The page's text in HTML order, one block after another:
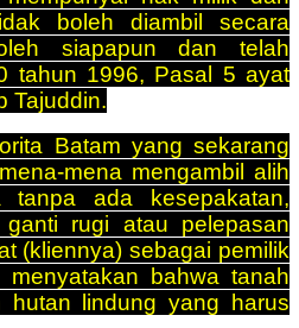
boleh diambil secara
siapapun dan telah
tahun 1996, Pasal 5 ayat
Tajuddin.
Batam yang sekarang
mena mengambil alih
tanpa ada kesepakatan,
rugi atau pelepasan
(kliennya) sebagai pemilik
bahwa tanah
hutan lindung yang harus